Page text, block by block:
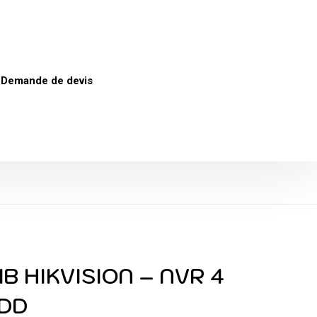
Demande de devis
HIKVISION – NVR 4